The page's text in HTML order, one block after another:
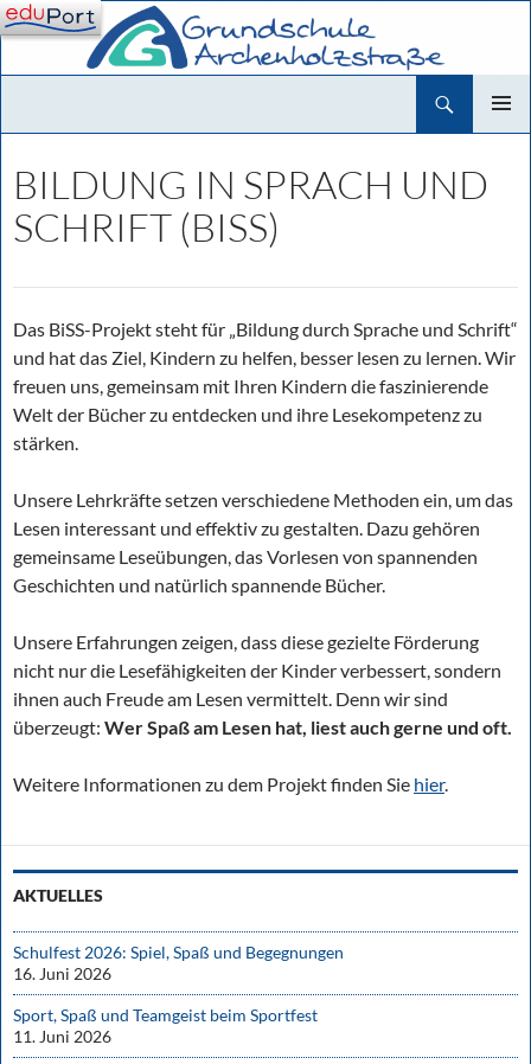
Zum
Inhalt
springen
BILDUNG IN SPRACH UND
SCHRIFT (BISS)
Das BiSS-Projekt steht für „Bildung durch Sprache und Schrift“
und hat das Ziel, Kindern zu helfen, besser lesen zu lernen. Wir
freuen uns, gemeinsam mit Ihren Kindern die faszinierende
Welt der Bücher zu entdecken und ihre Lesekompetenz zu
stärken.
Unsere Lehrkräfte setzen verschiedene Methoden ein, um das
Lesen interessant und effektiv zu gestalten. Dazu gehören
gemeinsame Leseübungen, das Vorlesen von spannenden
Geschichten und natürlich spannende Bücher.
Unsere Erfahrungen zeigen, dass diese gezielte Förderung
nicht nur die Lesefähigkeiten der Kinder verbessert, sondern
ihnen auch Freude am Lesen vermittelt. Denn wir sind
überzeugt: Wer Spaß am Lesen hat, liest auch gerne und oft.
Weitere Informationen zu dem Projekt finden Sie hier.
AKTUELLES
Schulfest 2026: Spiel, Spaß und Begegnungen
16. Juni 2026
Sport, Spaß und Teamgeist beim Sportfest
11. Juni 2026